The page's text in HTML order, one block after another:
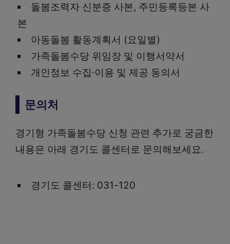
돌봄조력자 신분증 사본, 주민등록등본 사
본
아동돌봄 활동계획서 (요일별)
가족돌봄수당 위임장 및 이행서약서
개인정보 수집·이용 및 제공 동의서
문의처
경기형 가족돌봄수당 신청 관련 추가로 궁금한
내용은 아래 경기도 콜센터로 문의해보세요.
경기도 콜센터: 031-120